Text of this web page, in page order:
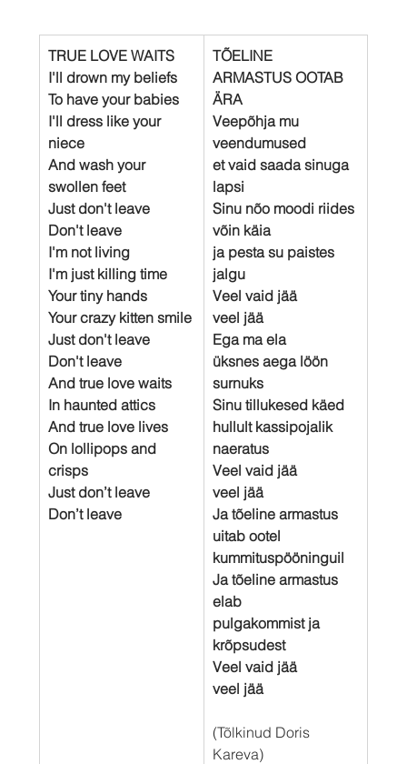
TRUE LOVE WAITS
I'll drown my beliefs
To have your babies
I'll dress like your
niece
And wash your
swollen feet
Just don't leave
Don't leave
I'm not living
I'm just killing time
Your tiny hands
Your crazy kitten smile
Just don't leave
Don't leave
And true love waits
In haunted attics
And true love lives
On lollipops and
crisps
Just don’t leave
Don’t leave
TÕELINE
ARMASTUS OOTAB
ÄRA
Veepõhja mu
veendumused
et vaid saada sinuga
lapsi
Sinu nõo moodi riides
võin käia
ja pesta su paistes
jalgu
Veel vaid jää
veel jää
Ega ma ela
üksnes aega löön
surnuks
Sinu tillukesed käed
hullult kassipojalik
naeratus
Veel vaid jää
veel jää
Ja tõeline armastus
uitab ootel
kummituspööninguil
Ja tõeline armastus
elab
pulgakommist ja
krõpsudest
Veel vaid jää
veel jää
(Tõlkinud Doris
Kareva)